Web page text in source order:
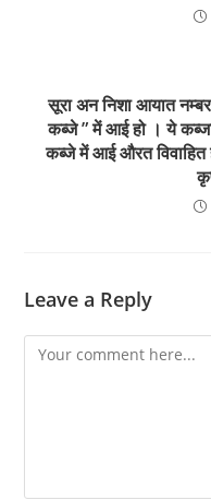
सूरा अन निशा आयात
कब्जे ” में आई हो । ये
कब्जे में आई औरत विवाहित
Leave a Reply